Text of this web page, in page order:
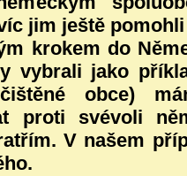
jim ještě
krokem do
vybrali jako
obce)
proti svévoli
V našem